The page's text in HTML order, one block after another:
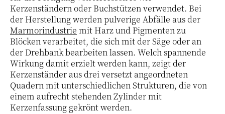
Kerzenständern oder Buchstützen verwendet. Bei
der Herstellung werden pulverige Abfälle aus der
Marmorindustrie mit Harz und Pigmenten zu
Blöcken verarbeitet, die sich mit der Säge oder an
der Drehbank bearbeiten lassen. Welch spannende
Wirkung damit erzielt werden kann, zeigt der
Kerzenständer aus drei versetzt angeordneten
Quadern mit unterschiedlichen Strukturen, die von
einem aufrecht stehenden Zylinder mit
Kerzenfassung gekrönt werden.